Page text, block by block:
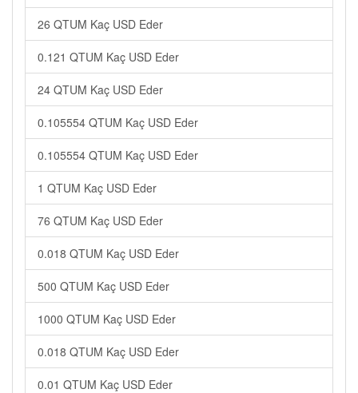
26 QTUM Kaç USD Eder
0.121 QTUM Kaç USD Eder
24 QTUM Kaç USD Eder
0.105554 QTUM Kaç USD Eder
0.105554 QTUM Kaç USD Eder
1 QTUM Kaç USD Eder
76 QTUM Kaç USD Eder
0.018 QTUM Kaç USD Eder
500 QTUM Kaç USD Eder
1000 QTUM Kaç USD Eder
0.018 QTUM Kaç USD Eder
0.01 QTUM Kaç USD Eder